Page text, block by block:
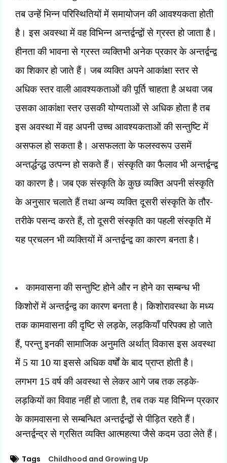
तब उन्हें भिन्न परिस्थितियों में समायोजन की आवश्यकता होती
है। इस अवस्था में वह विभिन्न अन्तर्द्वन्द्वों से ग्रस्त हो जाता है।
हीनता की भावना से ग्रस्त व्यक्तिभी अनेक प्रकार के अन्तर्द्वन्द्व
का शिकार हो जाते हैं। जब व्यक्ति अपने आकांक्षा स्तर से
अधिक स्तर वाली आवश्यकताओं की पूर्ति चाहता है अथवा जब
उसका आकांक्षा स्तर उसकी योग्यताओं से अधिक होता है तब
इस अवस्था में वह अपनी उच्च आवश्यकताओं की सन्तुष्टि में
असफल हो सकता है। असफलता के फलस्वरूप उसमें
अन्तर्द्धन्द्ध उत्पन्न हो सकते हैं। संस्कृति का फैलाव भी अन्तर्द्वन्द्व
का कारण है। जब एक संस्कृति के कुछ व्यक्ति अपनी संस्कृति
के अनुसार चलाते हैं तथा अन्य व्यक्ति दूसरी संस्कृति के तौर-
तरीके पसन्द करते हैं,तो दूसरी संस्कृति का पहली संस्कृति में
यह प्रचलन भी व्यक्तियों में अन्तर्द्वन्द्व का कारण बनता है।
कामवासना की सन्तुष्टि होने और न होने का सम्बन्ध भी
किशोरों में अन्तर्द्वन्द्व का कारण बनता है। किशोरावस्था के मध्य
तक कामवासना की दृष्टि से लड़के,लड़कियाँ परिपक्व हो जाते
हैं,परन्तु इनकी सामाजिक अनुमति अर्थात् विकास इस अवस्था
में 5 या 10या इससे अधिक वर्षों के बाद प्राप्त होती है।
लगभग 15 वर्ष की अवस्था से लेकर आगे जब तक लड़के-
लड़कियों का विवाह नहीं हो जाता है,तब तक यह विभिन्न प्रकार
के कामवासना सेसम्बन्धित अन्तर्द्वन्द्वों से पीड़ित रहते हैं।
अन्तर्द्वन्द्र से ग्रसित व्यक्ति आत्महत्या जैसे कदम उठा लेते हैं।
Tags Childhood and Growing Up